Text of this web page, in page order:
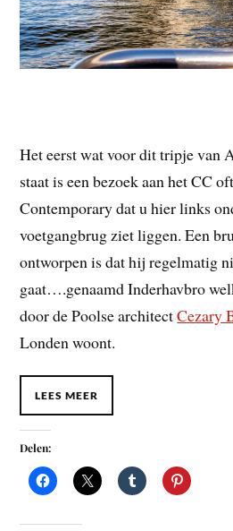
Het eerst wat voor dit tripje van
staat is een bezoek aan het CC
Contemporary dat u hier links
voetgangbrug ziet liggen. Een
ontworpen is dat hij regelmatig
gaat….genaamd Inderhavbro
door de Poolse architectCezary
Londen woont.
LEES MEER
Delen: